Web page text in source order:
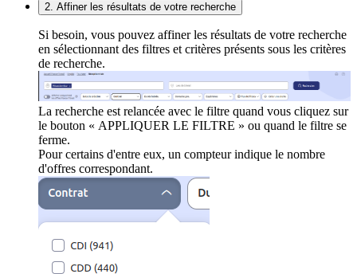
2. Affiner les résultats de votre recherche
Si besoin, vous pouvez affiner les résultats de votre recherche
en sélectionnant des filtres et critères présents sous les critères
de recherche.
La recherche est relancée avec le filtre quand vous cliquez sur
le bouton « APPLIQUER LE FILTRE » ou quand le filtre se
ferme.
Pour certains d'entre eux, un compteur indique le nombre
d'offres correspondant.